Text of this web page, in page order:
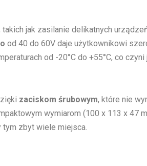
jak zasilanie delikatnych
od 40 do 60V daje użytkownikowi
od -20°C do +55°C, co
zaciskom śrubowym, które nie
wymiarom (100 x 113 x 47
zbyt wiele miejsca.